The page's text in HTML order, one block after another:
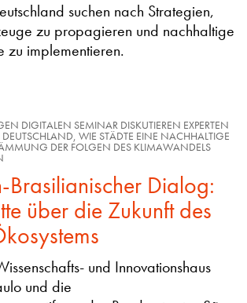
suchen nach Strategien,
zu propagieren und nachhaltige
zu implementieren.
DIGITALEN SEMINAR DISKUTIEREN EXPERTEN
WIE STÄDTE EINE NACHHALTIGE
DER FOLGEN DES KLIMAWANDELS
Brasilianischer Dialog:
über die Zukunft des
und Innovationshaus
und die